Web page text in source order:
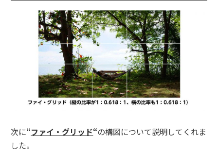
次に“ファイ・グリッド“の構図について説明してくれま
した。